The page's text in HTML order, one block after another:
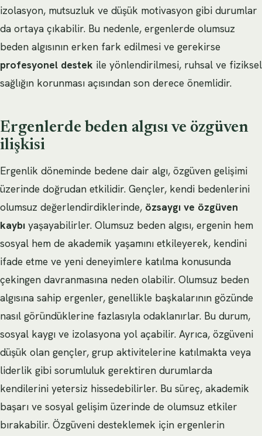
izolasyon, mutsuzluk ve düşük motivasyon gibi durumlar
da ortaya çıkabilir. Bu nedenle, ergenlerde olumsuz
beden algısının erken fark edilmesi ve gerekirse
profesyonel destek ile yönlendirilmesi, ruhsal ve fiziksel
sağlığın korunması açısından son derece önemlidir.
Ergenlerde beden algısı ve özgüven
ilişkisi
Ergenlik döneminde bedene dair algı, özgüven gelişimi
üzerinde doğrudan etkilidir. Gençler, kendi bedenlerini
olumsuz değerlendirdiklerinde, özsaygı ve özgüven
kaybı yaşayabilirler. Olumsuz beden algısı, ergenin hem
sosyal hem de akademik yaşamını etkileyerek, kendini
ifade etme ve yeni deneyimlere katılma konusunda
çekingen davranmasına neden olabilir. Olumsuz beden
algısına sahip ergenler, genellikle başkalarının gözünde
nasıl göründüklerine fazlasıyla odaklanırlar. Bu durum,
sosyal kaygı ve izolasyona yol açabilir. Ayrıca, özgüveni
düşük olan gençler, grup aktivitelerine katılmakta veya
liderlik gibi sorumluluk gerektiren durumlarda
kendilerini yetersiz hissedebilirler. Bu süreç, akademik
başarı ve sosyal gelişim üzerinde de olumsuz etkiler
bırakabilir. Özgüveni desteklemek için ergenlerin